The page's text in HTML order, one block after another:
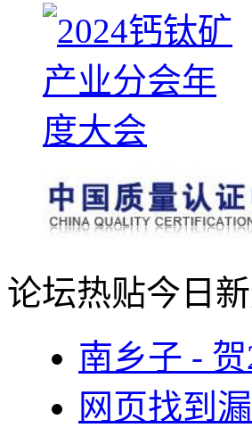
论坛热贴今日
南乡子 -
网页找到